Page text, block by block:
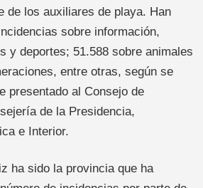
de los auxiliares de playa. Han
sobre información,
y deportes; 51.588 sobre animales
entre otras, según se
presentado al Consejo de
de la Presidencia,
e Interior.
ha sido la provincia que ha